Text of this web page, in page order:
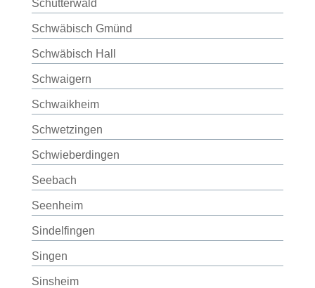
Schutterwald
Schwäbisch Gmünd
Schwäbisch Hall
Schwaigern
Schwaikheim
Schwetzingen
Schwieberdingen
Seebach
Seenheim
Sindelfingen
Singen
Sinsheim